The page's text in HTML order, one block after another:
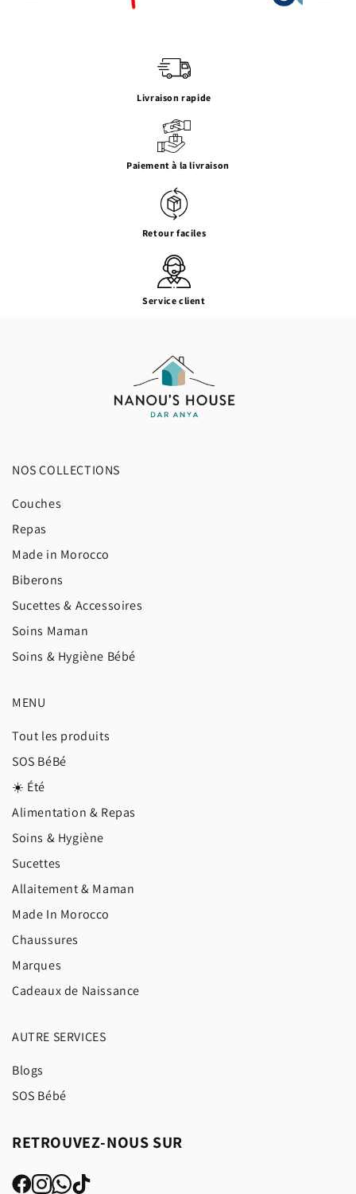
Livraison rapide
Paiement à la livraison
Retour faciles
Service client
NOS COLLECTIONS
Couches
Repas
Made in Morocco
Biberons
Sucettes & Accessoires
Soins Maman
Soins & Hygiène Bébé
MENU
Tout les produits
SOS BéBé
☀️ Été
Alimentation & Repas
Soins & Hygiène
Sucettes
Allaitement & Maman
Made In Morocco
Chaussures
Marques
Cadeaux de Naissance
AUTRE SERVICES
Blogs
SOS Bébé
RETROUVEZ-NOUS SUR